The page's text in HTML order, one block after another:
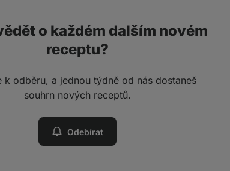
o každém dalším novém
receptu?
k odběru, a jednou týdně od nás dostaneš
souhrn nových receptů.
Odebírat